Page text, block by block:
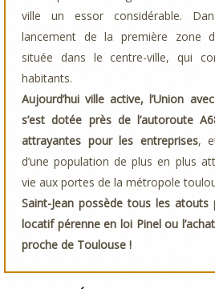
ville un essor considérable.
lancement de la première zone
située dans le centre-ville, qui
habitants.
Aujourd’hui ville active, l’Union
s’est dotée près de l’autoroute
attrayantes pour les entreprises,
d’une population de plus en plus
vie aux portes de la métropole
Saint-Jean possède tous les
locatif pérenne en loi Pinel ou
proche de Toulouse !